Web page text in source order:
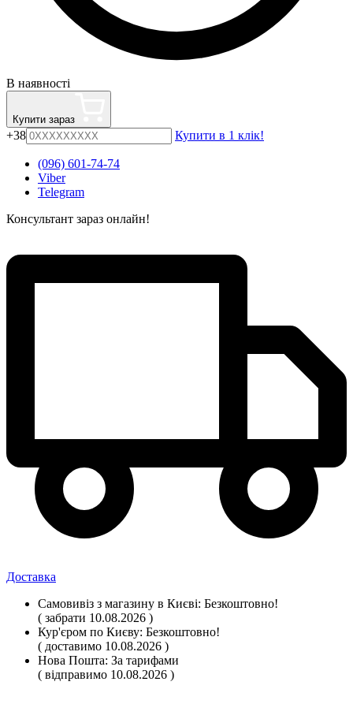
В наявності
Купити зараз
+38 Купити в 1 клік!
(096) 601-74-74
Viber
Telegram
Консультант зараз онлайн!
Доставка
Самовивіз з магазину в Києві: Безкоштовно!
( забрати 10.08.2026 )
Кур'єром по Києву: Безкоштовно!
( доставимо 10.08.2026 )
Нова Пошта: За тарифами
( відправимо 10.08.2026 )